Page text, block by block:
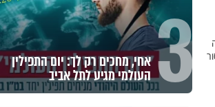
3 אחי, מחכים רק לך: יום התפילין
העולמי מגיע לתל אביב